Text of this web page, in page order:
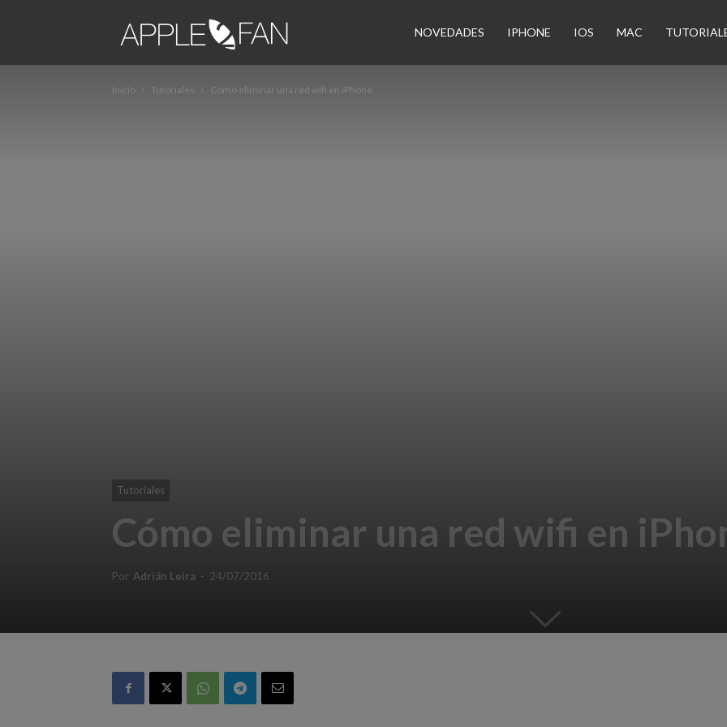
NOVEDADES IPHONE IOS MAC
Inicio Tutoriales Cómo eliminar una red wifi en iPhone
Tutoriales
Cómo eliminar una red wifi en
Por Adrián Leira - 24/07/2016